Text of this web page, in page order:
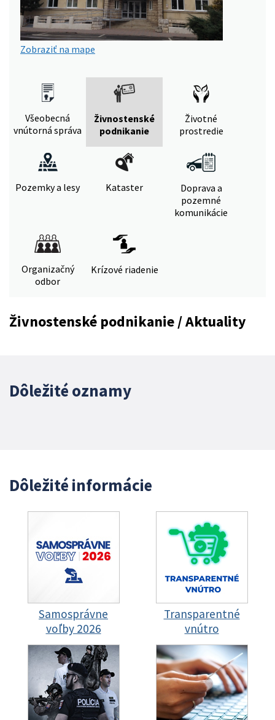
Zobraziť na mape
Všeobecná
vnútorná správa
Živnostenské
podnikanie
Životné
prostredie
Pozemky a lesy Kataster
Doprava a
pozemné
komunikácie
Organizačný
odbor
Krízové riadenie
Živnostenské podnikanie / Aktuality
Dôležité oznamy
Dôležité informácie
Samosprávne
voľby 2026
Transparentné
vnútro